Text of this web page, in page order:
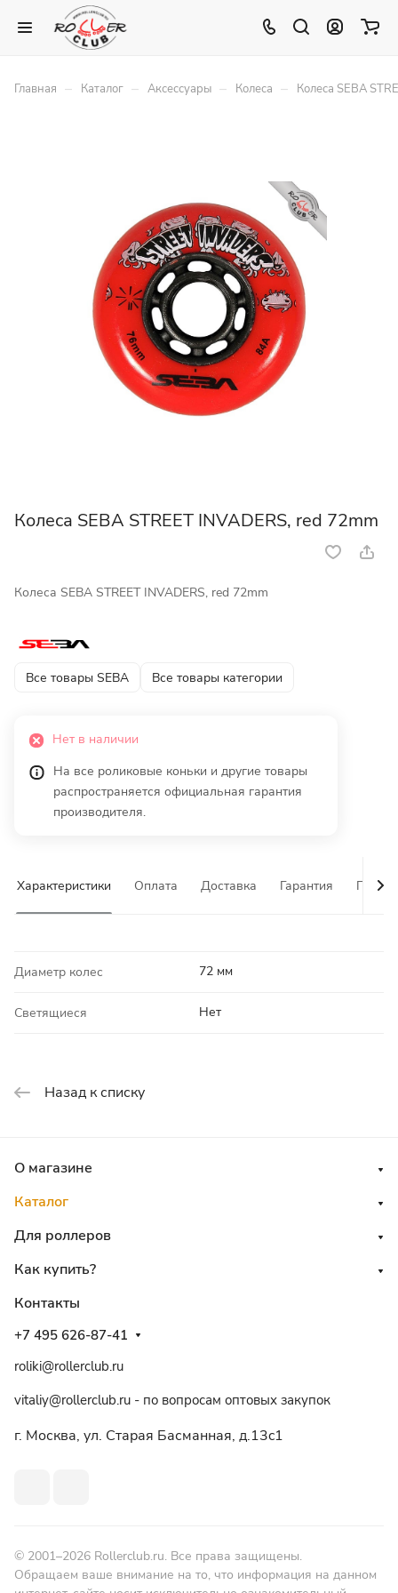
Главная – Каталог – Аксессуары – Колеса – Колеса SEBA
Колеса SEBA STREET INVADERS, red 72mm
Колеса SEBA STREET INVADERS, red 72mm
Все товары SEBA Все товары категории
Нет в наличии
На все роликовые коньки и другие товары
распространяется официальная гарантия
производителя.
Характеристики Оплата Доставка Гарантия
Диаметр колес 72 мм
Светящиеся Нет
Назад к списку
О магазине
Каталог
Для роллеров
Как купить?
Контакты
+7 495 626-87-41
roliki@rollerclub.ru
vitaliy@rollerclub.ru - по вопросам оптовых закупок
г. Москва, ул. Старая Басманная, д.13c1
© 2001–2026 Rollerclub.ru. Все права защищены.
Обращаем ваше внимание на то, что информация на данном